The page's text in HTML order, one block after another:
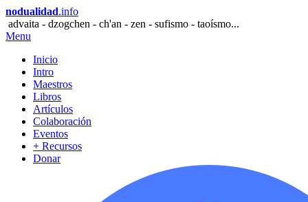
nodualidad.info
advaita - dzogchen - ch'an - zen - sufismo - taoísmo...
Menu
Inicio
Intro
Maestros
Libros
Artículos
Colaboración
Eventos
+ Recursos
Donar